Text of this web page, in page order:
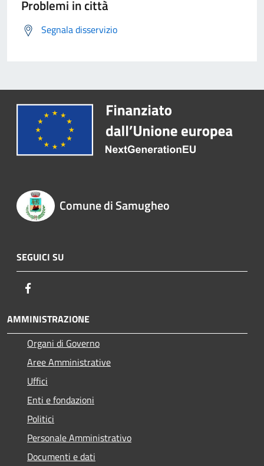
Problemi in città
Segnala disservizio
Comune di Samugheo
SEGUICI SU
AMMINISTRAZIONE
Organi di Governo
Aree Amministrative
Uffici
Enti e fondazioni
Politici
Personale Amministrativo
Documenti e dati